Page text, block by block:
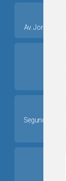
Av. Jorge
Segunda-feira